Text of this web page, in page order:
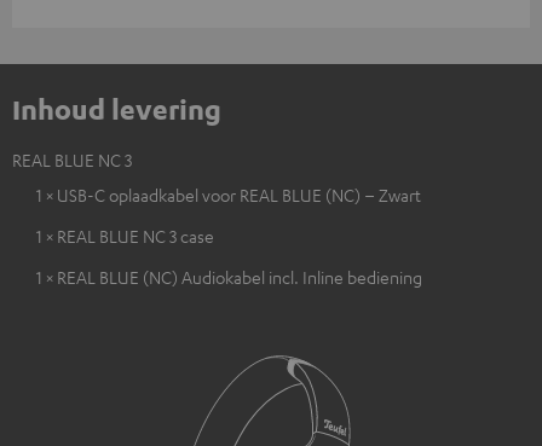
Inhoud levering
REAL BLUE NC 3
1 × USB-C oplaadkabel voor REAL BLUE (NC) – Zwart
1 × REAL BLUE NC 3 case
1 × REAL BLUE (NC) Audiokabel incl. Inline bediening